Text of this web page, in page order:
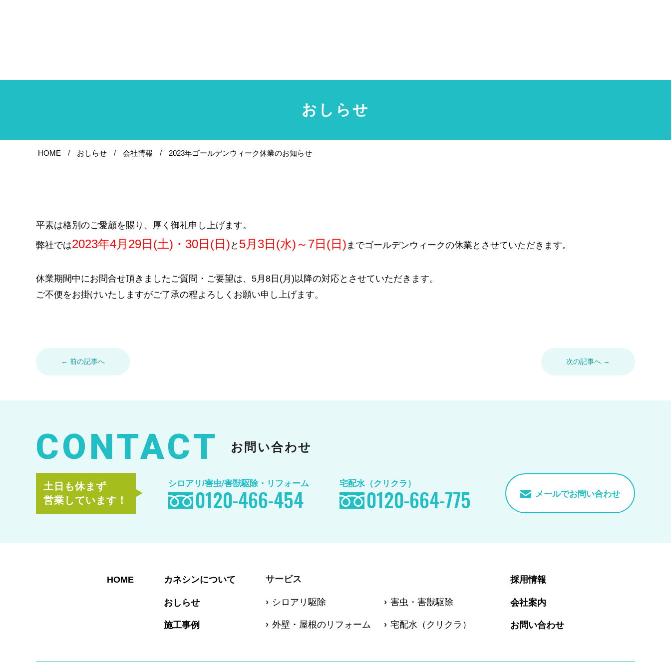
おしらせ
HOME おしらせ 会社情報 2023年ゴールデンウィーク休業のお知らせ
平素は格別のご愛顧を賜り、厚く御礼申し上げます。
弊社では2023年4月29日(土)・30日(日) と 5月3日(水)～7日(日) までゴールデンウィークの休業とさせていただきます。
休業期間中にお問合せ頂きましたご質問・ご要望は、5月8日(月)以降の対応とさせていただきます。
ご不便をお掛けいたしますがご了承の程よろしくお願い申し上げます。
← 前の記事へ 次の記事へ →
CONTACT お問い合わせ
土日も休まず
営業しています！
シロアリ/害虫/害獣駆除・リフォーム
0120-466-454
宅配水（クリクラ）
0120-664-775 メールでお問い合わせ
HOME カネシンについて
おしらせ
施工事例
サービス
シロアリ駆除 害虫・害獣駆除
外壁・屋根のリフォーム 宅配水（クリクラ）
採用情報
会社案内
お問い合わせ